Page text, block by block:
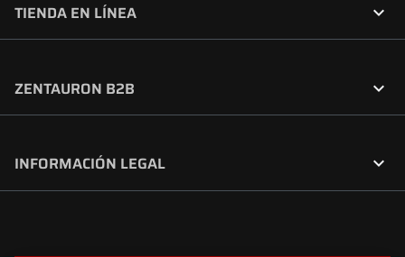
TIENDA EN LÍNEA 
ZENTAURON B2B 
INFORMACIÓN LEGAL 